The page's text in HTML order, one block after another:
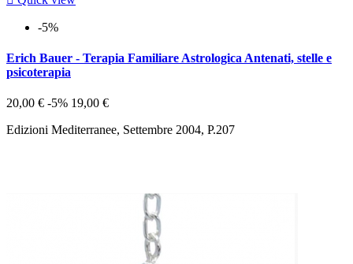
-5%
Erich Bauer - Terapia Familiare Astrologica Antenati, stelle e
psicoterapia
20,00 € -5% 19,00 €
Edizioni Mediterranee, Settembre 2004, P.207